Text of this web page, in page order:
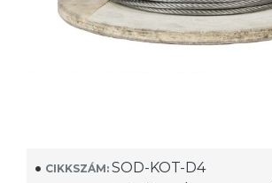
CIKKSZÁM: SOD-KOT-D4